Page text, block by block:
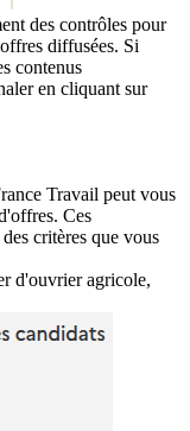
des contrôles pour
diffusées. Si
contenus
en cliquant sur
Travail peut vous
Ces
critères que vous
d'ouvrier agricole,